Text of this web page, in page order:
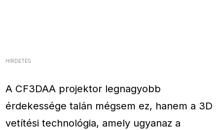
HIRDETÉS
A CF3DAA projektor legnagyobb
érdekessége talán mégsem ez, hanem a 3D
vetítési technológia, amely ugyanaz a